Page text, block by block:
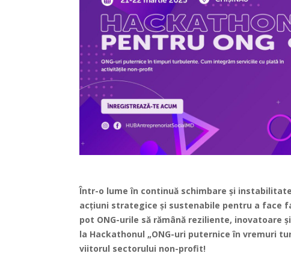
Într-o lume în continuă schimbare și
acțiuni strategice și sustenabile pentru a face
pot ONG-urile să rămână reziliente, inovatoare
la Hackathonul „ONG-uri puternice în vremuri
viitorul sectorului non-profit!